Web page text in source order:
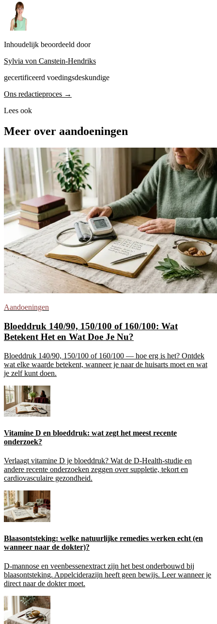
Inhoudelijk beoordeeld door
Sylvia von Canstein-Hendriks
gecertificeerd voedingsdeskundige
Ons redactieproces →
Lees ook
Meer over aandoeningen
Aandoeningen
Bloeddruk 140/90, 150/100 of 160/100: Wat
Betekent Het en Wat Doe Je Nu?
Bloeddruk 140/90, 150/100 of 160/100 — hoe erg is het? Ontdek
wat elke waarde betekent, wanneer je naar de huisarts moet en wat
je zelf kunt doen.
Vitamine D en bloeddruk: wat zegt het meest recente
onderzoek?
Verlaagt vitamine D je bloeddruk? Wat de D-Health-studie en
andere recente onderzoeken zeggen over suppletie, tekort en
cardiovasculaire gezondheid.
Blaasontsteking: welke natuurlijke remedies werken echt (en
wanneer naar de dokter)?
D-mannose en veenbessenextract zijn het best onderbouwd bij
blaasontsteking. Appelciderazijn heeft geen bewijs. Leer wanneer je
direct naar de dokter moet.